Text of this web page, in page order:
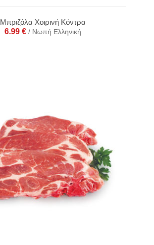
Μπριζόλα Χοιρινή Κόντρα
6.99€ / Νωπή Ελληνική